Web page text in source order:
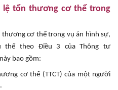
lệ tổn thương cơ thể trong
cơ thể trong vụ án hình sự,
thể theo Điều 3 của Thông tư
bao gồm:
cơ thể (TTCT) của một người